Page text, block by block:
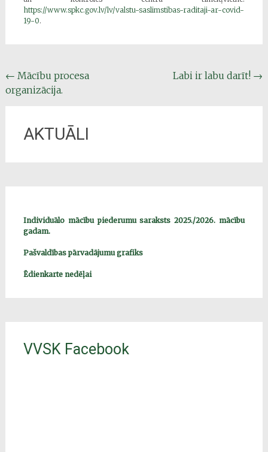
https://www.spkc.gov.lv/lv/valstu-saslimstibas-raditaji-ar-covid-
19-0.
Post
navigation
← Mācību procesa
organizācija.
Labi ir labu darīt! →
AKTUĀLI
Individuālo mācību piederumu saraksts 2025./2026. mācību
gadam.
Pašvaldības pārvadājumu grafiks
Ēdienkarte nedēļai
VVSK Facebook